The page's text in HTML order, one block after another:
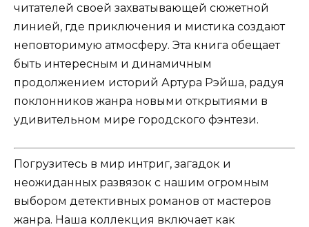
читателей своей захватывающей сюжетной
линией, где приключения и мистика создают
неповторимую атмосферу. Эта книга обещает
быть интересным и динамичным
продолжением историй Артура Рэйша, радуя
поклонников жанра новыми открытиями в
удивительном мире городского фэнтези.
Погрузитесь в мир интриг, загадок и
неожиданных развязок с нашим огромным
выбором детективных романов от мастеров
жанра. Наша коллекция включает как